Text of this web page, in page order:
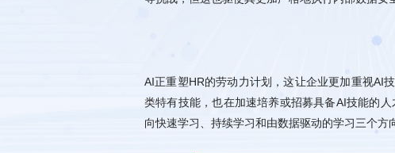
向快速学习、持续学习和由数据驱动的学习三个方